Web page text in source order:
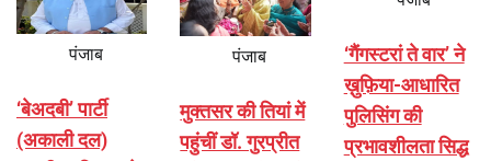
पंजाब
‘बेअदबी’ पार्टी
(अकाली दल)
पंजाब
मुक्तसर की तियां में
पहुंचीं डॉ. गुरप्रीत
‘गैंगस्टरां ते वार’ ने
ख़ुफ़िया-आधारित
पुलिसिंग की
प्रभावशीलता सिद्ध